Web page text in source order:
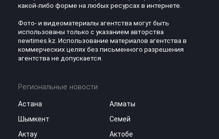
какой-либо форме на любых ресурсах в интернете.
Фото- и видеоматериалы агентства могут быть
использованы только с указанием авторства
newtimes.kz. Использование материалов агентства в
коммерческих целях без письменного разрешения
агентства не допускается.
Региональные новости
Астана
Алматы
Шымкент
Семей
Актау
Актобе